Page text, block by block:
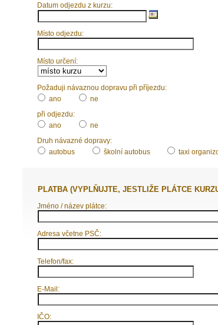
Datum odjezdu z kurzu:
Místo odjezdu:
Místo určení:
Požaduji návaznou dopravu při příjezdu:
ano
ne
při odjezdu:
ano
ne
Druh návazné dopravy:
autobus
školní autobus taxi
PLATBA (VYPLŇUJTE, JESTLIŽE PLÁTCE
Jméno / název plátce:
Adresa včetne PSČ:
Telefon/fax:
E-Mail:
IČO: